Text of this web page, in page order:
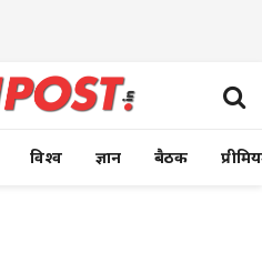
विश्व ज्ञान बैठक